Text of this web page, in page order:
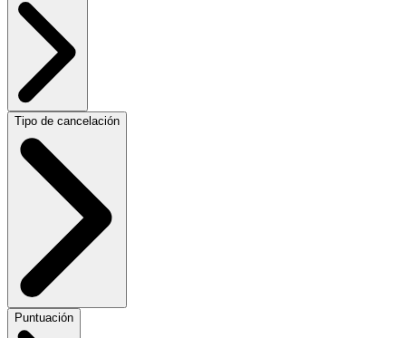
Tipo de cancelación
Puntuación